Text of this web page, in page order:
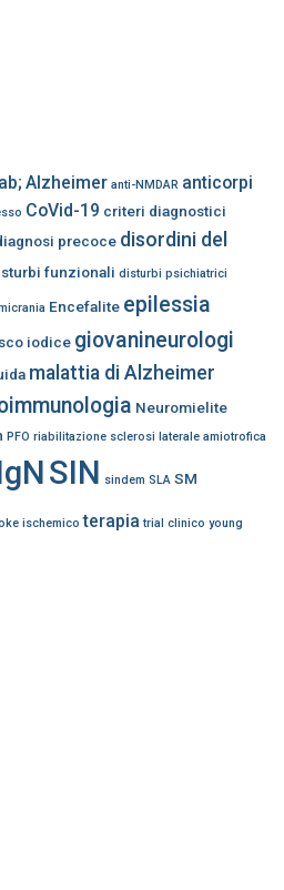
Alzheimer anti-NMDAR anticorpi
CoVid-19 criteri diagnostici
precoce disordini del
funzionali disturbi psichiatrici
Encefalite epilessia
iodice giovanineurologi
malattia di Alzheimer
Neuromielite
PFO riabilitazione sclerosi laterale amiotrofica
SIN sindem SLA SM
ischemico terapia trial clinico young